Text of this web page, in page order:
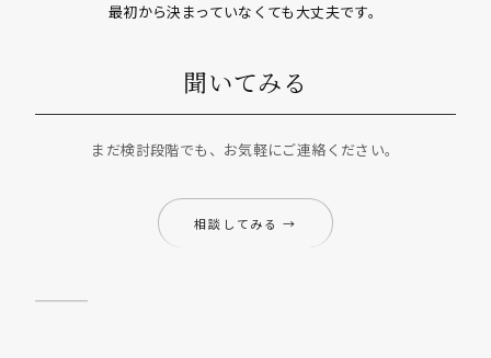
最初から決まっていなくても大丈夫です。
聞いてみる
まだ検討段階でも、お気軽にご連絡ください。
相談してみる →